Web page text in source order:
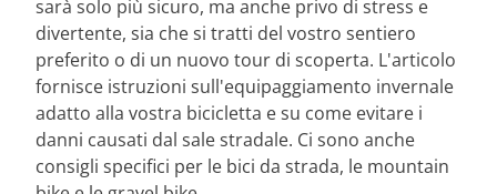
sarà solo più sicuro, ma anche privo di stress e
divertente, sia che si tratti del vostro sentiero
preferito o di un nuovo tour di scoperta. L'articolo
fornisce istruzioni sull'equipaggiamento invernale
adatto alla vostra bicicletta e su come evitare i
danni causati dal sale stradale. Ci sono anche
consigli specifici per le bici da strada, le mountain